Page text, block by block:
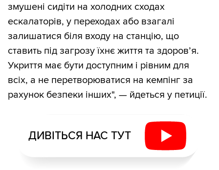
змушені сидіти на холодних сходах
ескалаторів, у переходах або взагалі
залишатися біля входу на станцію, що
ставить під загрозу їхнє життя та здоров’я.
Укриття має бути доступним і рівним для
всіх, а не перетворюватися на кемпінг за
рахунок безпеки інших", — йдеться у петиції.
ДИВІТЬСЯ НАС ТУТ